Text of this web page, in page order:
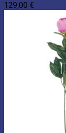
129,00 €